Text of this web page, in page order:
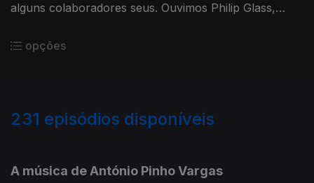
alguns colaboradores seus. Ouvimos Philip Glass,
opções
231 episódios disponíveis
A música de António Pinho Vargas